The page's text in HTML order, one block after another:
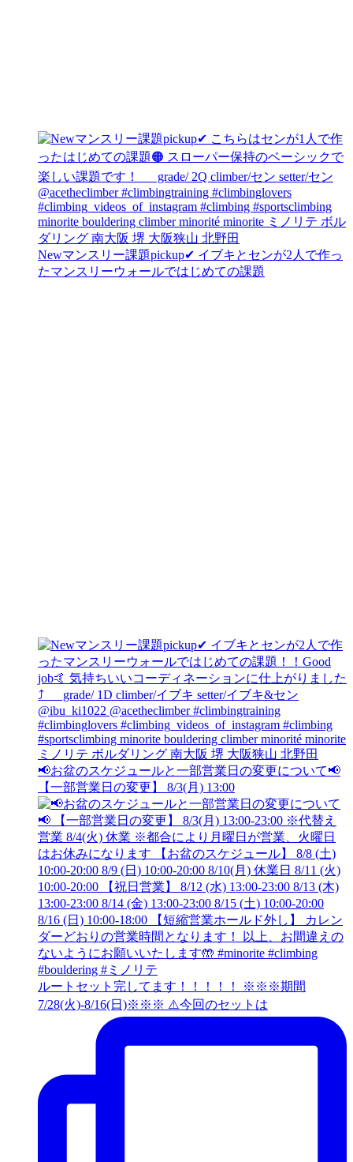
Newマンスリー課題pickup✔︎ イブキとセンが2人で作っ
たマンスリーウォールではじめての課題
📢お盆のスケジュールと一部営業日の変更について📢
【一部営業日の変更】 8/3(月) 13:00
ルートセット完してます！！！！！ ※※※期間
7/28(火)-8/16(日)※※※ ⚠️今回のセットは